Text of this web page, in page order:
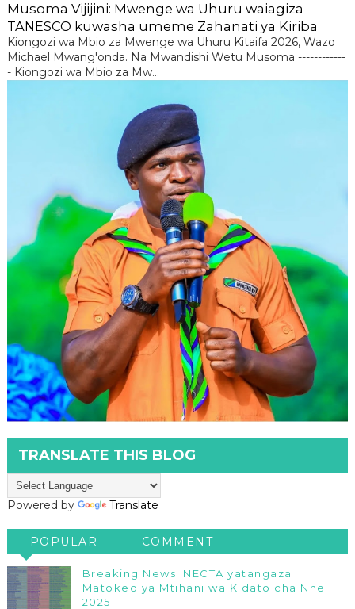
Musoma Vijijini: Mwenge wa Uhuru waiagiza
TANESCO kuwasha umeme Zahanati ya Kiriba
Kiongozi wa Mbio za Mwenge wa Uhuru Kitaifa 2026, Wazo
Michael Mwang'onda. Na Mwandishi Wetu Musoma ------------
- Kiongozi wa Mbio za Mw...
TRANSLATE THIS BLOG
Powered by Translate
POPULAR COMMENT
Breaking News: NECTA yatangaza
Matokeo ya Mtihani wa Kidato cha Nne
2025